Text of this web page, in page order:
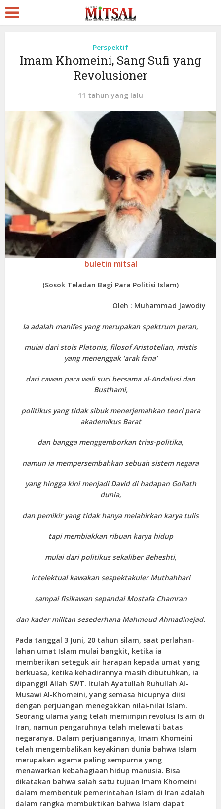
Perspektif
Imam Khomeini, Sang Sufi yang
Revolusioner
11 tahun yang lalu
buletin mitsal
(Sosok Teladan Bagi Para Politisi Islam)
Oleh : Muhammad Jawodiy
Ia adalah manifes yang merupakan spektrum peran,
mulai dari stois Platonis, filosof Aristotelian, mistis
yang menenggak ‘arak fana’
dari cawan para wali suci bersama al-Andalusi dan
Busthami,
politikus yang tidak sibuk menerjemahkan teori para
akademikus Barat
dan bangga menggemborkan trias-politika,
namun ia mempersembahkan sebuah sistem negara
yang hingga kini menjadi David di hadapan Goliath
dunia,
dan pemikir yang tidak hanya melahirkan karya tulis
tapi membiakkan ribuan karya hidup
mulai dari politikus sekaliber Beheshti,
intelektual kawakan sespektakuler Muthahhari
sampai fisikawan sepandai Mostafa Chamran
dan kader militan sesederhana Mahmoud Ahmadinejad.
Pada tanggal 3 Juni, 20 tahun silam, saat perlahan-
lahan umat Islam mulai bangkit, ketika ia
memberikan seteguk air harapan kepada umat yang
berkuasa, ketika kehadirannya masih dibutuhkan, ia
dipanggil Allah SWT. Itulah Ayatullah Ruhullah Al-
Musawi Al-Khomeini, yang semasa hidupnya diisi
dengan perjuangan menegakkan nilai-nilai Islam.
Seorang ulama yang telah memimpin revolusi Islam di
Iran, namun pengaruhnya telah melewati batas
negaranya. Dalam perjuangannya, Imam Khomeini
telah mengembalikan keyakinan dunia bahwa Islam
merupakan agama paling sempurna yang
menawarkan kebahagiaan hidup manusia. Bisa
dikatakan bahwa salah satu tujuan Imam Khomeini
dalam membentuk pemerintahan Islam di Iran adalah
dalam rangka membuktikan bahwa Islam dapat